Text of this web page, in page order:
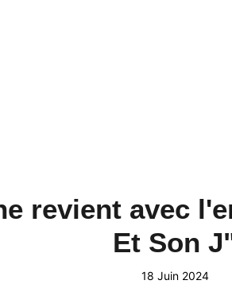
revient avec
Et Son
18 Juin 2024